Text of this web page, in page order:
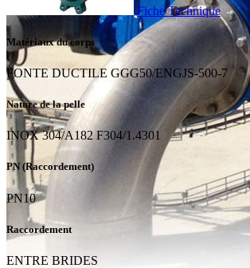
Fiche Technique
Matériaux du corps
FONTE DUCTILE GGG50/ENGJS-500-7
Nature de la pelle
INOX 304/A182 F304/1.4301
PN (Raccordement)
PN10
Raccordement
ENTRE BRIDES